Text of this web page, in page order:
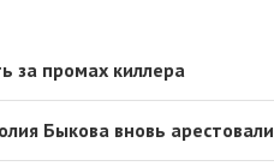
за промах киллера
Быкова вновь арестовали